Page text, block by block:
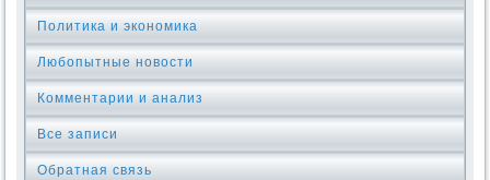
Политика и экономика
Любопытные новости
Комментарии и анализ
Все записи
Обратная связь